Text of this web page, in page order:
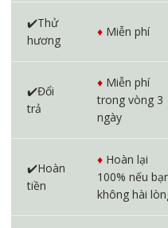
✔️Thử
hương
♦️ Miễn phí
✔️Đổi
trả
♦️ Miễn phí
trong vòng 3
ngày
✔️Hoàn
tiền
♦️ Hoàn lại
100% nếu
không hài